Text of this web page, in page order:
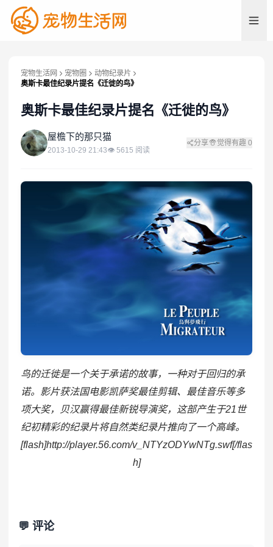
宠物生活网 宠物圈
动物纪录片
奥斯卡最佳纪录片提名《迁徙的鸟》
奥斯卡最佳纪录片提名《迁徙的鸟》
屋 屋檐下的那只猫
2013-10-29 21:43👁 5615 阅读
分享 觉得有趣 0
鸟的迁徙是一个关于承诺的故事，一种对于回归的承
诺。影片获法国电影凯萨奖最佳剪辑、最佳音乐等多
项大奖，贝汉赢得最佳新锐导演奖，这部产生于21世
纪初精彩的纪录片将自然类纪录片推向了一个高峰。
[flash]http://player.56.com/v_NTYzODYwNTg.swf[/flas
h]
💬 评论